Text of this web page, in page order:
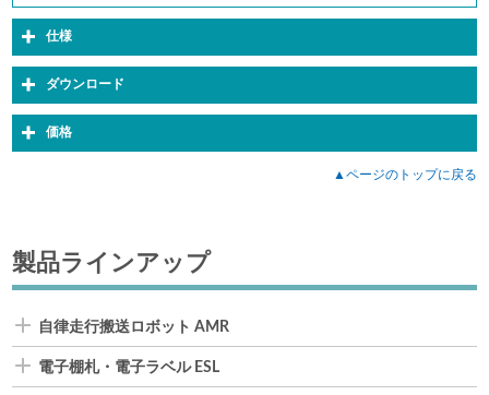
製品ラインアップ
自律走行搬送ロボット AMR
電子棚札・電子ラベル ESL
仕様
ダウンロード
価格
▲ページのトップに戻る